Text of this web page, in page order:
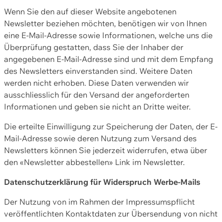
Wenn Sie den auf dieser Website angebotenen
Newsletter beziehen möchten, benötigen wir von Ihnen
eine E-Mail-Adresse sowie Informationen, welche uns die
Überprüfung gestatten, dass Sie der Inhaber der
angegebenen E-Mail-Adresse sind und mit dem Empfang
des Newsletters einverstanden sind. Weitere Daten
werden nicht erhoben. Diese Daten verwenden wir
ausschliesslich für den Versand der angeforderten
Informationen und geben sie nicht an Dritte weiter.
Die erteilte Einwilligung zur Speicherung der Daten, der E-
Mail-Adresse sowie deren Nutzung zum Versand des
Newsletters können Sie jederzeit widerrufen, etwa über
den «Newsletter abbestellen» Link im Newsletter.
Datenschutzerklärung für Widerspruch Werbe-Mails
Der Nutzung von im Rahmen der Impressumspflicht
veröffentlichten Kontaktdaten zur Übersendung von nicht